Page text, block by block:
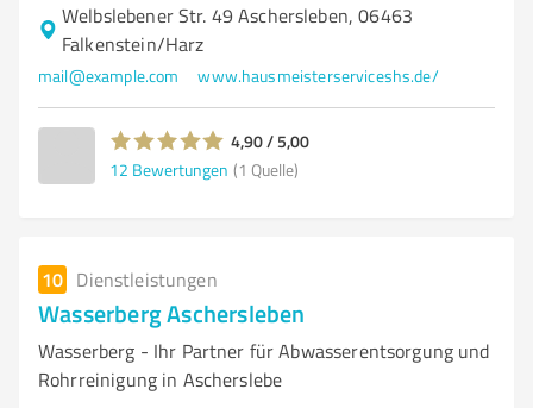
Welbslebener Str. 49 Aschersleben, 06463
Falkenstein/Harz
mail@example.com www.hausmeisterserviceshs.de/
4,90 / 5,00
12 Bewertungen (1 Quelle)
10 Dienstleistungen
Wasserberg Aschersleben
Wasserberg - Ihr Partner für Abwasserentsorgung und
Rohrreinigung in Ascherslebe